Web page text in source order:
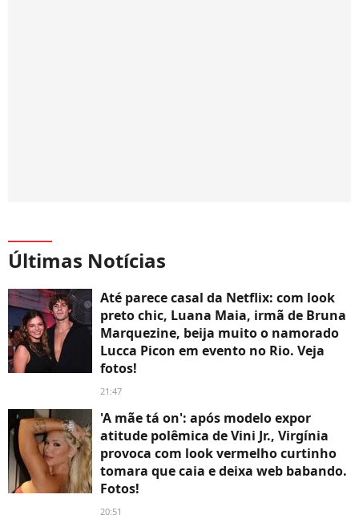
Últimas Notícias
Até parece casal da Netflix: com look
preto chic, Luana Maia, irmã de Bruna
Marquezine, beija muito o namorado
Lucca Picon em evento no Rio. Veja
fotos!
21:47
'A mãe tá on': após modelo expor
atitude polêmica de Vini Jr., Virgínia
provoca com look vermelho curtinho
tomara que caia e deixa web babando.
Fotos!
20:51